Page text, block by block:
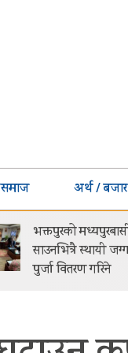
समाज अर्थ / बजार
गीति एल्बम ‘जागृति’
काठमाडौंमा
समारोहबीच लोकार्पण